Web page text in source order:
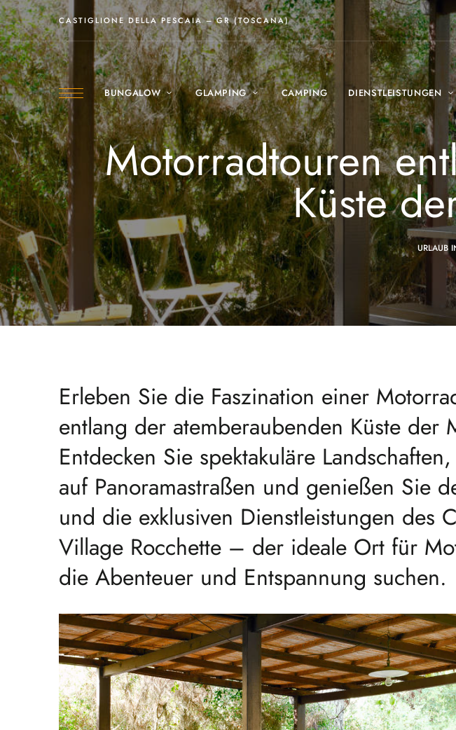
CASTIGLIONE DELLA PESCAIA – GR (TOSCANA)
BUNGALOW GLAMPING CAMPING DIENSTLEISTUNGEN
Motorradtouren
Küste
URLAUB
Erleben Sie die Faszination einer
entlang der atemberaubenden Küste der
Entdecken Sie spektakuläre
auf Panoramastraßen und genießen Sie
und die exklusiven Dienstleistungen des
Village Rocchette – der ideale Ort für
die Abenteuer und Entspannung suchen.